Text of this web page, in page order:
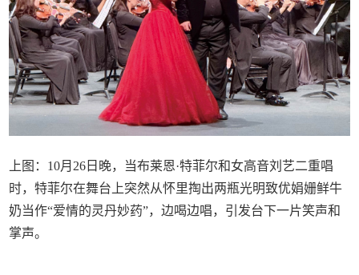
上图：10月26日晚，当布莱恩·特菲尔和女高音刘艺二重唱
时，特菲尔在舞台上突然从怀里掏出两瓶光明致优娟姗鲜牛
奶当作“爱情的灵丹妙药”，边喝边唱，引发台下一片笑声和
掌声。